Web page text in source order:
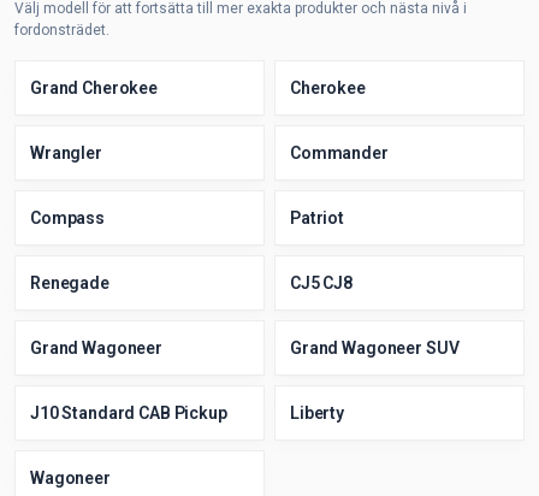
Välj modell för att fortsätta till mer exakta produkter och nästa nivå i
fordonsträdet.
Grand Cherokee Cherokee
Wrangler Commander
Compass Patriot
Renegade CJ5 CJ8
Grand Wagoneer Grand Wagoneer SUV
J10 Standard CAB Pickup Liberty
Wagoneer